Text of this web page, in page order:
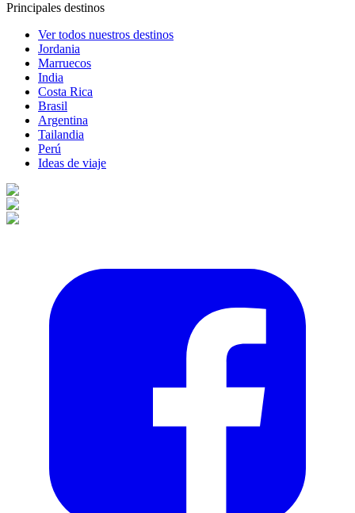
Principales destinos
Ver todos nuestros destinos
Jordania
Marruecos
India
Costa Rica
Brasil
Argentina
Tailandia
Perú
Ideas de viaje